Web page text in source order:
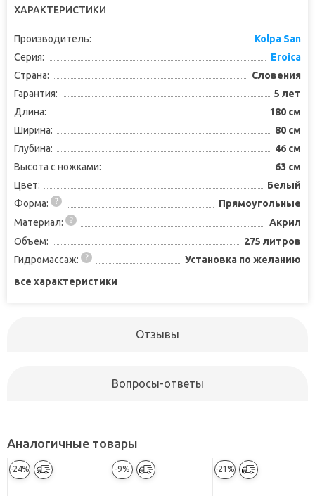
ХАРАКТЕРИСТИКИ
Производитель:
Kolpa San
Серия:
Eroica
Страна:
Словения
Гарантия:
5 лет
Длина:
180 см
Ширина:
80 см
Глубина:
46 см
Высота с ножками:
63 см
Цвет:
Белый
Форма:
Прямоугольные
Материал:
Акрил
Объем:
275 литров
Гидромассаж:
Установка по желанию
все характеристики
Отзывы
Вопросы-ответы
Аналогичные товары
-24% -9% -21%